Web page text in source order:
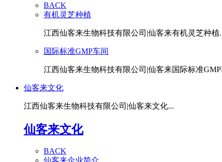
BACK
有机灵芝种植
江西仙客来生物科技有限公司|仙客来有机灵芝种植
国际标准GMP车间
江西仙客来生物科技有限公司|仙客来国际标准GMP
仙客来文化
江西仙客来生物科技有限公司|仙客来文化...
仙客来文化
BACK